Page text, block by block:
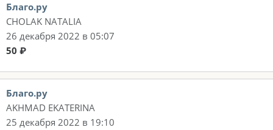
Благо.ру
CHOLAK NATALIA
26 декабря 2022 в 05:07
50 ₽
Благо.ру
AKHMAD EKATERINA
25 декабря 2022 в 19:10